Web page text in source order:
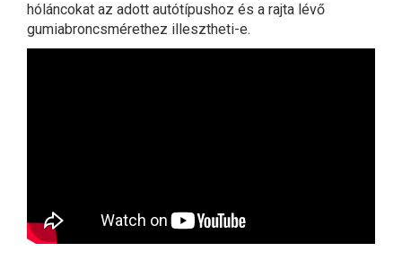
hóláncokat az adott autótípushoz és a rajta lévő
gumiabroncsmérethez illesztheti-e.